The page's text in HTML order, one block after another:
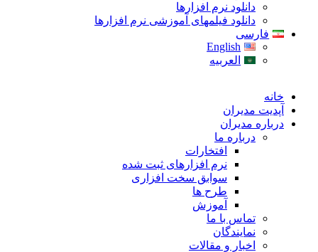
دانلود نرم افزارها
دانلود فیلمهای آموزشی نرم افزارها
فارسی
English
العربیه
خانه
آپدیت مدیران
درباره مدیران
درباره ما
افتخارات
نرم افزارهای ثبت شده
سوابق سخت افزاری
طرح ها
آموزش
تماس با ما
نمایندگان
اخبار و مقالات